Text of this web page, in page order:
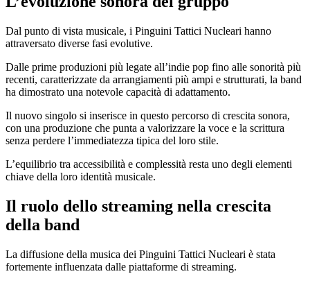
Dal punto di vista musicale, i Pinguini Tattici Nucleari hanno
attraversato diverse fasi evolutive.
Dalle prime produzioni più legate all’indie pop fino alle sonorità più
recenti, caratterizzate da arrangiamenti più ampi e strutturati, la band
ha dimostrato una notevole capacità di adattamento.
Il nuovo singolo si inserisce in questo percorso di crescita sonora,
con una produzione che punta a valorizzare la voce e la scrittura
senza perdere l’immediatezza tipica del loro stile.
L’equilibrio tra accessibilità e complessità resta uno degli elementi
chiave della loro identità musicale.
Il ruolo dello streaming nella crescita
della band
La diffusione della musica dei Pinguini Tattici Nucleari è stata
fortemente influenzata dalle piattaforme di streaming.